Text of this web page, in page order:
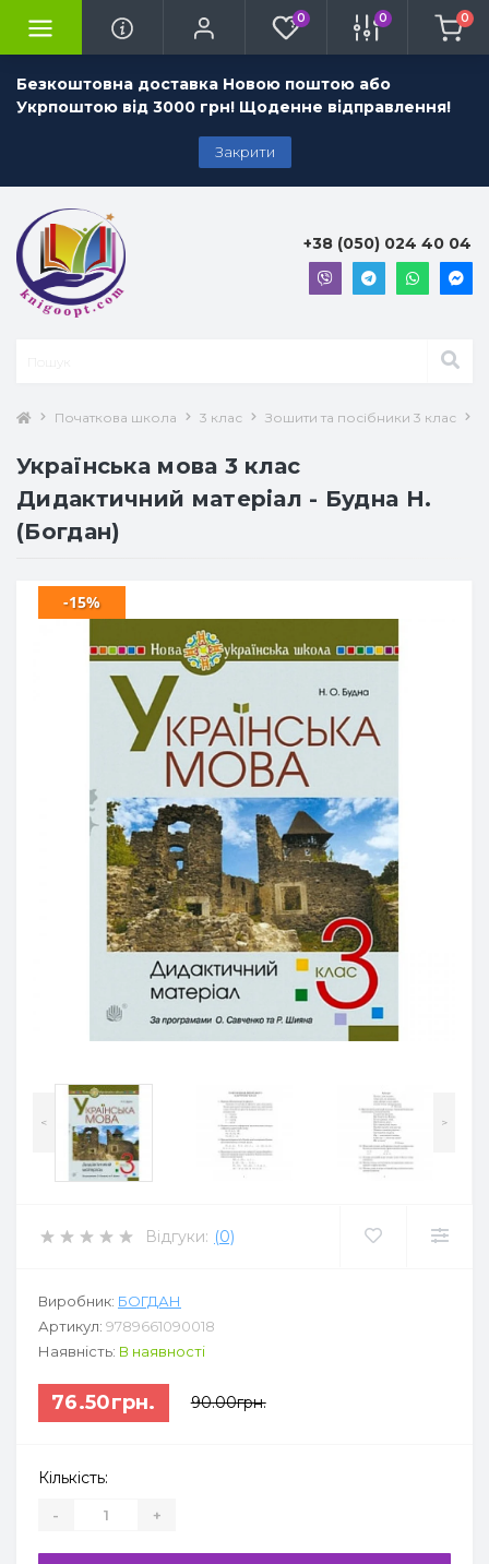
Безкоштовна доставка Новою поштою або
Укрпоштою від 3000 грн! Щоденне відправлення!
Закрити
0 0 0
+38 (050) 024 40 04
Початкова школа 3 клас Зошити та посібники 3 клас
Українська мова 3 клас
Дидактичний матеріал - Будна Н.
(Богдан)
-15%
< >
Відгуки: (0)
Виробник: БОГДАН
Артикул: 9789661090018
Наявність: В наявності
76.50грн. 90.00грн.
Кількість:
- +